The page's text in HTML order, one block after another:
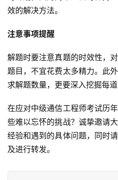
效的解决方法。
注意事项提醒
解题时要注意真题的时效性，
题目，不宜花费太多精力。此
求解题数量，更要深入挖掘每
在应对中级通信工程师考试历
些难以忘怀的挑战？诚挚邀请
经验和遇到的具体问题，同时
及进行转发。